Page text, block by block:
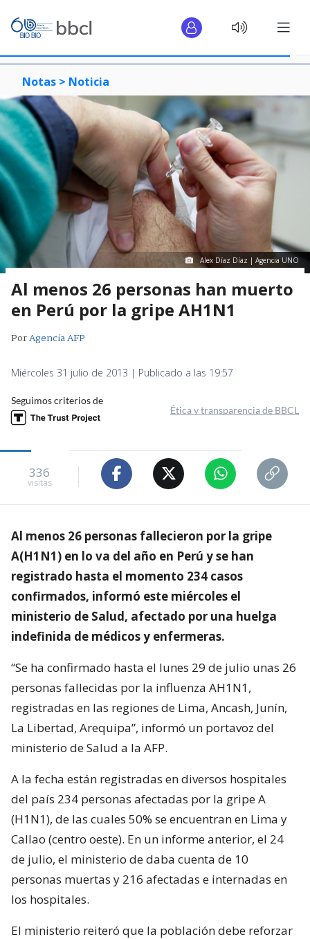
Notas > Noticia
Alex Díaz Díaz | Agencia UNO
Al menos 26 personas han muerto
en Perú por la gripe AH1N1
PorAgencia AFP
Miércoles 31 julio de 2013 | Publicado a las 19:57
Seguimos criterios de
Ética y transparencia de BBCL
336
visitas
Al menos 26 personas fallecieron por la gripe
A(H1N1) en lo va del año en Perú y se han
registrado hasta el momento 234 casos
confirmados, informó este miércoles el
ministerio de Salud, afectado por una huelga
indefinida de médicos y enfermeras.
“Se ha confirmado hasta el lunes 29 de julio unas 26
personas fallecidas por la influenza AH1N1,
registradas en las regiones de Lima, Ancash, Junín,
La Libertad, Arequipa”, informó un portavoz del
ministerio de Salud a la AFP.
A la fecha están registradas en diversos hospitales
del país 234 personas afectadas por la gripe A
(H1N1), de las cuales 50% se encuentran en Lima y
Callao (centro oeste). En un informe anterior, el 24
de julio, el ministerio de daba cuenta de 10
personas muertas y 216 afectadas e internadas en
los hospitales.
El ministerio reiteró que la población debe reforzar